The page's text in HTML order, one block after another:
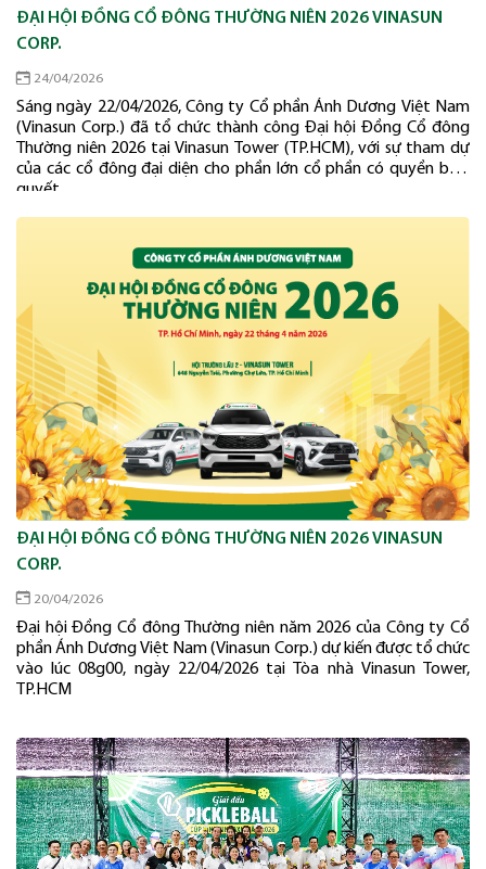
ĐẠI HỘI ĐỒNG CỔ ĐÔNG THƯỜNG NIÊN 2026 VINASUN
CORP.
24/04/2026
Sáng ngày 22/04/2026, Công ty Cổ phần Ánh Dương Việt Nam
(Vinasun Corp.) đã tổ chức thành công Đại hội Đồng Cổ đông
Thường niên 2026 tại Vinasun Tower (TP.HCM), với sự tham dự
của các cổ đông đại diện cho phần lớn cổ phần có quyền biểu
quyết.
ĐẠI HỘI ĐỒNG CỔ ĐÔNG THƯỜNG NIÊN 2026 VINASUN
CORP.
20/04/2026
Đại hội Đồng Cổ đông Thường niên năm 2026 của Công ty Cổ
phần Ánh Dương Việt Nam (Vinasun Corp.) dự kiến được tổ chức
vào lúc 08g00, ngày 22/04/2026 tại Tòa nhà Vinasun Tower,
TP.HCM